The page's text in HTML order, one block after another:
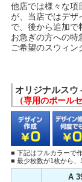
他店では様々な項
が、当店ではデザ
で、後から追加で
お急ぎの方への特
ご希望のスウィン
発
ご
オリジナルスウ
（専用のポール
■ 下記はフルカラーで
■ 最少枚数が1枚から、
A